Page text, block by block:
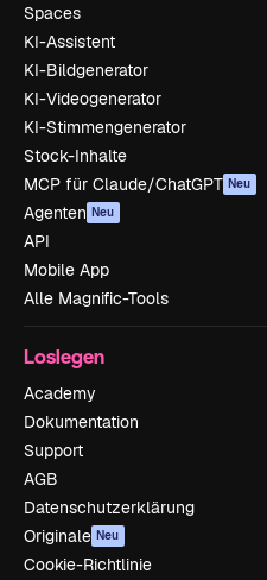
Spaces
KI-Assistent
KI-Bildgenerator
KI-Videogenerator
KI-Stimmengenerator
Stock-Inhalte
MCP für Claude/ChatGPT Neu
Agenten Neu
API
Mobile App
Alle Magnific-Tools
Loslegen
Academy
Dokumentation
Support
AGB
Datenschutzerklärung
Originale Neu
Cookie-Richtlinie